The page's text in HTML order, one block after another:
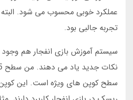
عملکرد خوبی محسوب می شود. البته
تجربه جالبی بود.
سیستم آموزش بازی انفجار هم
سطح کوپن های ویژه است. این